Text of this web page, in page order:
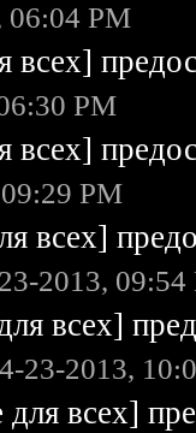
06:04 PM
PM
PM
всех]
2013, 09:54
всех]
23-2013,
всех]